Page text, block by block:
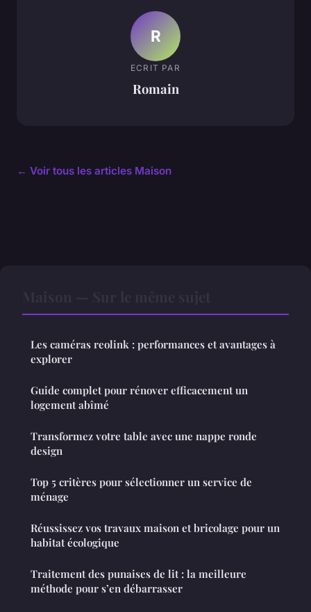
R
ECRIT PAR
Romain
← Voir tous les articles Maison
Les caméras reolink : performances et avantages à
explorer
Guide complet pour rénover efficacement un
logement abîmé
Transformez votre table avec une nappe ronde
design
Top 5 critères pour sélectionner un service de
ménage
Réussissez vos travaux maison et bricolage pour un
habitat écologique
Traitement des punaises de lit : la meilleure
méthode pour s’en débarrasser